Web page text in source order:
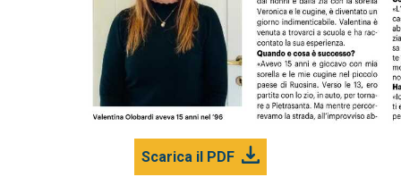
Scarica il PDF